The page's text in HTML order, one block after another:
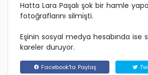
Hatta Lara Paşalı şok bir hamle
fotoğraflarını silmişti.
Eşinin sosyal medya hesabında ise
kareler duruyor.
Facebook'ta Paylaş